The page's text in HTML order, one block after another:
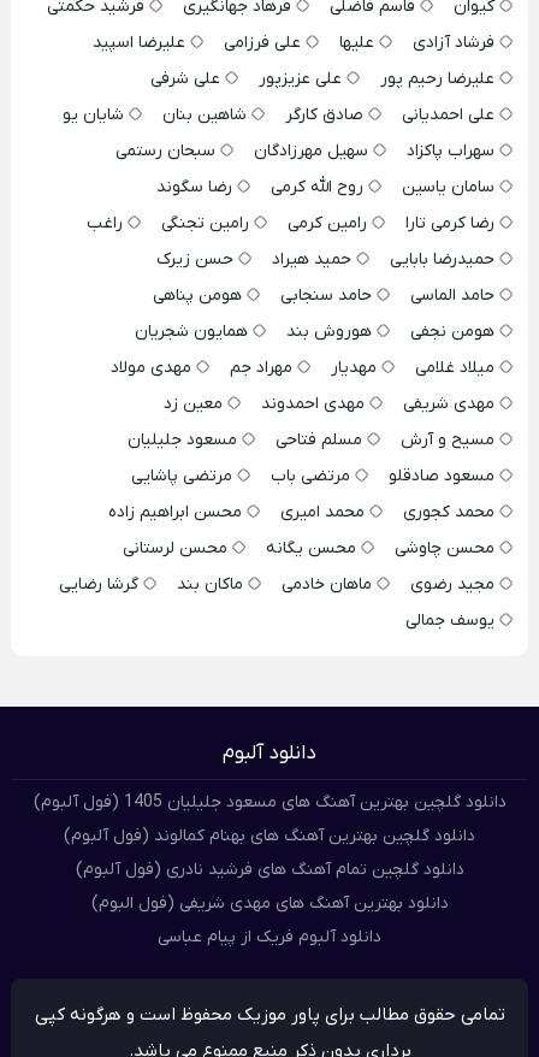
کیوان
قاسم فاضلی فرهاد جهانگیری
فرشید حکمتی
فرشاد آزادی
علیها علی فرزامی
علیرضا اسپید
علیرضا رحیم پور
علی عزیزپور
علی شرفی
علی احمدیانی
صادق کارگر شاهین بنان
شایان یو
سهراب پاکزاد
سهیل مهرزادگان
سبحان رستمی
سامان یاسین
روح الله کرمی
رضا سگوند
رضا کرمی تارا
رامین کرمی رامین تجنگی
راغب
حمیدرضا بابایی
حمید هیراد
حسن زیرک
حامد الماسی
حامد سنجابی
هومن پناهی
هومن نجفی
هوروش بند
همایون شجریان
میلاد غلامی
مهدیار مهراد جم
مهدی مولاد
مهدی شریفی
مهدی احمدوند
معین زد
مسیح و آرش
مسلم فتاحی
مسعود جلیلیان
مسعود صادقلو
مرتضی باب
مرتضی پاشایی
محمد کجوری
محمد امیری
محسن ابراهیم زاده
محسن چاوشی
محسن یگانه
محسن لرستانی
مجید رضوی
ماهان خادمی ماکان بند
گرشا رضایی
یوسف جمالی
دانلود آلبوم
دانلود گلچین بهترین آهنگ های مسعود جلیلیان 1405 (فول آلبوم)
دانلود گلچین بهترین آهنگ های بهنام کمالوند (فول آلبوم)
دانلود گلچین تمام آهنگ های فرشید نادری (فول آلبوم)
دانلود بهترین آهنگ های مهدی شریفی (فول البوم)
دانلود آلبوم فریک از پیام عباسی
تمامی حقوق مطالب برای پاور موزیک محفوظ است و هرگونه کپی
برداری بدون ذکر منبع ممنوع می باشد.